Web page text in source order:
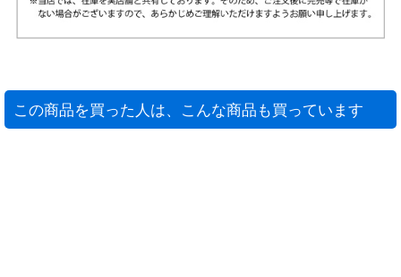
この商品を買った人は、こんな商品も買っています